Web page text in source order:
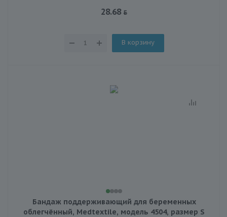
28.68
В корзину
Бандаж поддерживающий для беременных
облегчённый, Medtextile, модель 4504, размер S